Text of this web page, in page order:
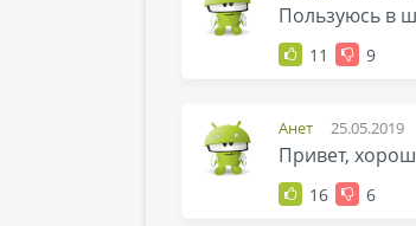
Пользуюсь в
11 9
Анет 25.05.2019
Привет,
16 6